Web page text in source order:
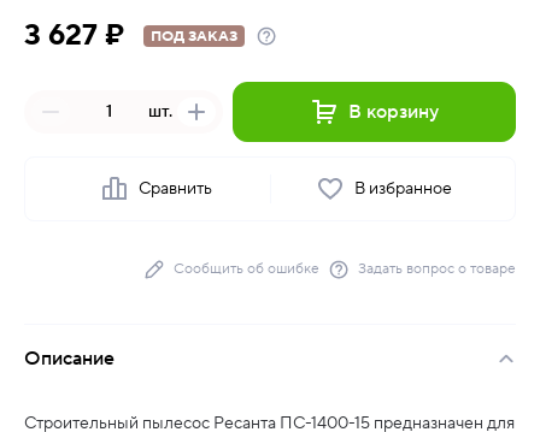
3 627 ₽ ПОД ЗАКАЗ
шт. В корзину
Сравнить В избранное
Сообщить об ошибке Задать вопрос о товаре
Описание
Строительный пылесос Ресанта ПС-1400-15 предназначен для